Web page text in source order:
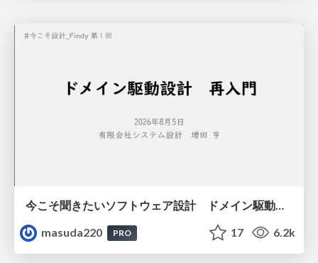
今こそ聞きたいソフトウェア設計 ドメイン駆動設計再入門
masuda220
PRO 17 6.2k